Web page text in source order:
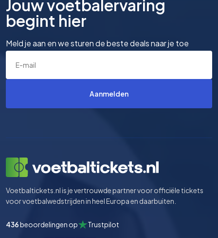
Jouw voetbalervaring
begint hier
Meld je aan en we sturen de beste deals naar je toe
Aanmelden
Voetbaltickets.nl is je vertrouwde partner voor officiële tickets
voor voetbalwedstrijden in heel Europa en daarbuiten.
436beoordelingen op Trustpilot